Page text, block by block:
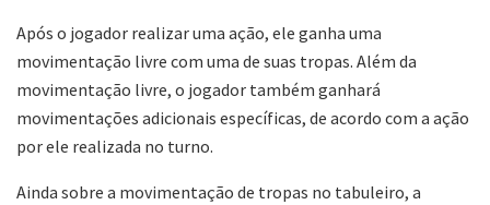
Após o jogador realizar uma ação, ele ganha uma
movimentação livre com uma de suas tropas. Além da
movimentação livre, o jogador também ganhará
movimentações adicionais específicas, de acordo com a ação
por ele realizada no turno.
Ainda sobre a movimentação de tropas no tabuleiro, a